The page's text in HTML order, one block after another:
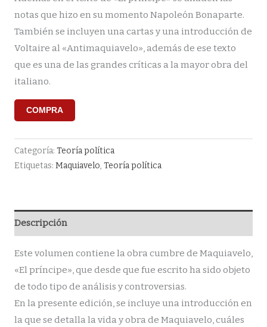
notas que hizo en su momento Napoleón Bonaparte.
También se incluyen una cartas y una introducción de
Voltaire al «Antimaquiavelo», además de ese texto
que es una de las grandes críticas a la mayor obra del
italiano.
COMPRA
Categoría: Teoría política
Etiquetas: Maquiavelo, Teoría política
Descripción
Este volumen contiene la obra cumbre de Maquiavelo,
«El príncipe», que desde que fue escrito ha sido objeto
de todo tipo de análisis y controversias.
En la presente edición, se incluye una introducción en
la que se detalla la vida y obra de Maquiavelo, cuáles